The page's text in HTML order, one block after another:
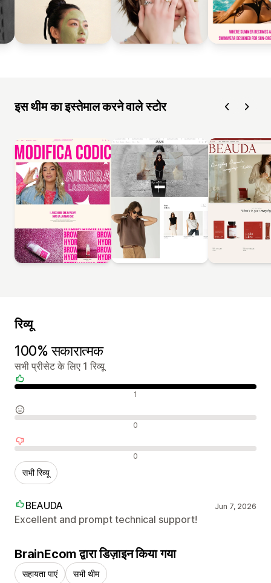
इस थीम का इस्तेमाल करने वाले स्टोर
रिव्यू
100% सकारात्मक
सभी प्रीसेट के लिए 1 रिव्यू
सकारात्मक रिव्यू 1
न्यूट्रल रिव्यू 0
नकारात्मक रिव्यू 0
सभी रिव्यू
BEAUDA Jun 7, 2026
Excellent and prompt technical support!
BrainEcom द्वारा डिज़ाइन किया गया
सहायता पाएं सभी थीम